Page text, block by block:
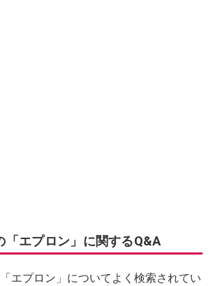
エプロン」に関するQ&A
エプロン」についてよく検索されてい